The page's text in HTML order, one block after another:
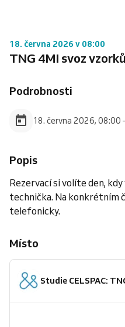
18. června 2026 v 08:00
TNG 4MI svoz vzorků
Podrobnosti
18. června 2026, 08:00
Popis
Rezervací si volíte den,
technička. Na konkrétním
telefonicky.
Místo
Studie CELSPAC: